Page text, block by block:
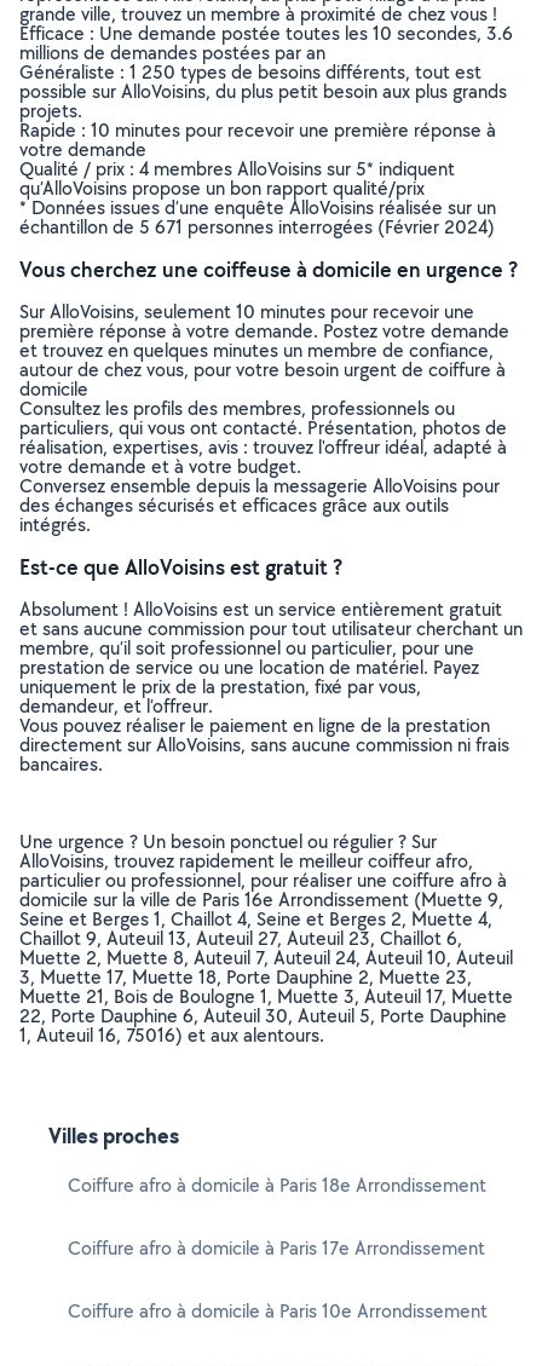
grande ville, trouvez un membre à proximité de chez vous !
Efficace : Une demande postée toutes les 10 secondes, 3.6
millions de demandes postées par an
Généraliste : 1 250 types de besoins différents, tout est
possible sur AlloVoisins, du plus petit besoin aux plus grands
projets.
Rapide : 10 minutes pour recevoir une première réponse à
votre demande
Qualité / prix : 4 membres AlloVoisins sur 5* indiquent
qu’AlloVoisins propose un bon rapport qualité/prix
* Données issues d’une enquête AlloVoisins réalisée sur un
échantillon de 5 671 personnes interrogées (Février 2024)
Vous cherchez une coiffeuse à domicile en urgence ?
Sur AlloVoisins, seulement 10 minutes pour recevoir une
première réponse à votre demande. Postez votre demande
et trouvez en quelques minutes un membre de confiance,
autour de chez vous, pour votre besoin urgent de coiffure à
domicile
Consultez les profils des membres, professionnels ou
particuliers, qui vous ont contacté. Présentation, photos de
réalisation, expertises, avis : trouvez l'offreur idéal, adapté à
votre demande et à votre budget.
Conversez ensemble depuis la messagerie AlloVoisins pour
des échanges sécurisés et efficaces grâce aux outils
intégrés.
Est-ce que AlloVoisins est gratuit ?
Absolument ! AlloVoisins est un service entièrement gratuit
et sans aucune commission pour tout utilisateur cherchant un
membre, qu’il soit professionnel ou particulier, pour une
prestation de service ou une location de matériel. Payez
uniquement le prix de la prestation, fixé par vous,
demandeur, et l’offreur.
Vous pouvez réaliser le paiement en ligne de la prestation
directement sur AlloVoisins, sans aucune commission ni frais
bancaires.
Une urgence ? Un besoin ponctuel ou régulier ? Sur
AlloVoisins, trouvez rapidement le meilleur coiffeur afro,
particulier ou professionnel, pour réaliser une coiffure afro à
domicile sur la ville de Paris 16e Arrondissement (Muette 9,
Seine et Berges 1, Chaillot 4, Seine et Berges 2, Muette 4,
Chaillot 9, Auteuil 13, Auteuil 27, Auteuil 23, Chaillot 6,
Muette 2, Muette 8, Auteuil 7, Auteuil 24, Auteuil 10, Auteuil
3, Muette 17, Muette 18, Porte Dauphine 2, Muette 23,
Muette 21, Bois de Boulogne 1, Muette 3, Auteuil 17, Muette
22, Porte Dauphine 6, Auteuil 30, Auteuil 5, Porte Dauphine
1, Auteuil 16, 75016) et aux alentours.
Villes proches
Coiffure afro à domicile à Paris 18e Arrondissement
Coiffure afro à domicile à Paris 17e Arrondissement
Coiffure afro à domicile à Paris 10e Arrondissement